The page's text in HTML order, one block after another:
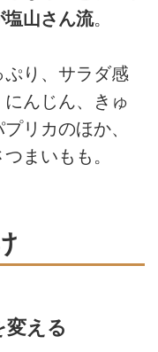
塩山さん流。
ぷり、サラダ感
んじん、きゅ
リカのほか、
まいもも。
変える